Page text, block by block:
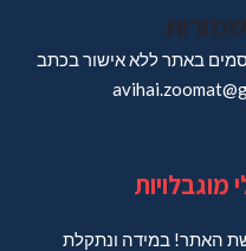
באתר ללא אישור בכתב
האתר! במידה ונתקלת